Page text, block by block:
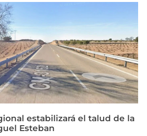
estabilizará el talud de la
Esteban